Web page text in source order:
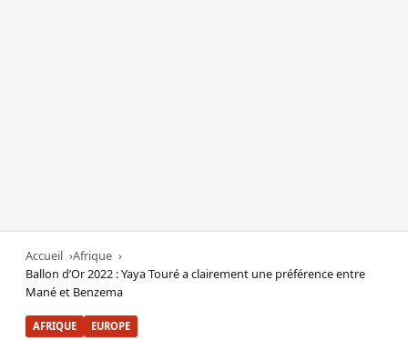
Accueil
Afrique
Ballon d’Or 2022 : Yaya Touré a clairement une préférence entre
Mané et Benzema
AFRIQUE EUROPE